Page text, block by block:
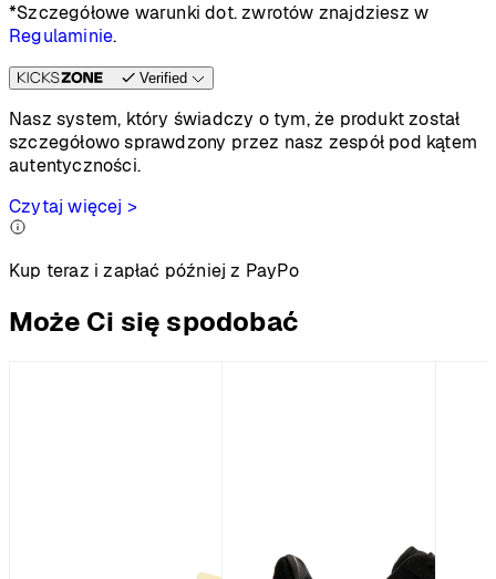
*Szczegółowe warunki dot. zwrotów znajdziesz w
Regulaminie.
Verified
Nasz system, który świadczy o tym, że produkt został
szczegółowo sprawdzony przez nasz zespół pod kątem
autentyczności.
Czytaj więcej >
Kup teraz i zapłać później z PayPo
Może Ci się spodobać